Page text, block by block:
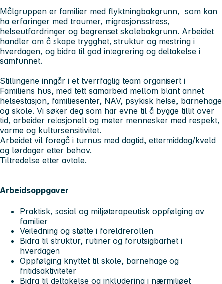
Målgruppen er familier med flyktningbakgrunn, som kan
ha erfaringer med traumer, migrasjonsstress,
helseutfordringer og begrenset skolebakgrunn. Arbeidet
handler om å skape trygghet, struktur og mestring i
hverdagen, og bidra til god integrering og deltakelse i
samfunnet.
Stillingene inngår i et tverrfaglig team organisert i
Familiens hus, med tett samarbeid mellom blant annet
helsestasjon, familiesenter, NAV, psykisk helse, barnehage
og skole. Vi søker deg som har evne til å bygge tillit over
tid, arbeider relasjonelt og møter mennesker med respekt,
varme og kultursensitivitet.
Arbeidet vil foregå i turnus med dagtid, ettermiddag/kveld
og lørdager etter behov.
Tiltredelse etter avtale.
Arbeidsoppgaver
Praktisk, sosial og miljøterapeutisk oppfølging av
familier
Veiledning og støtte i foreldrerollen
Bidra til struktur, rutiner og forutsigbarhet i
hverdagen
Oppfølging knyttet til skole, barnehage og
fritidsaktiviteter
Bidra til deltakelse og inkludering i nærmiljøet